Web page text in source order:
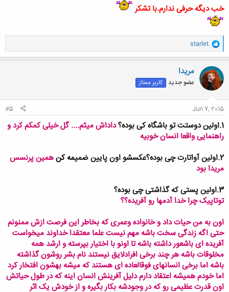
خب دیگه حرفی ندارم.با تشکر
و
ا
ک
ن
ش
ه
ا
starlet.
مریدا
عضو جدید کاربر ممتاز
Jun 7, 2015
#5
1.اولین دوستت تو باشگاه کی بوده؟
داداش میثم.... گل خیلی کمکم کرد و
راهنمایی واقعا انسان خوبیه
2.اولین آواتارت چی بوده؟عکسشو اون پایین ضمی
مه کنهمین پرنسس
مریدا بود
3.اولین پستی که گذاشتی چی بوده؟
توتاپیکچرا خدا آدمها رو آفریده؟؟
اون به من حیات داد و خانواده وعمری که بخاطر این فرصت ازش ممنونم
حتی اگه زندگی سخت باشه مهم نیست علما معتقدا خداوند میخواست
آفریده ای باشعور داشته باشه تا اونو با اختیار بپرسته و ارشد همه
مخلوقات باشه هر چند برخی افرادلایق نیستند نام بشر روشون گذاشته
باشه اما برخی انسانهای فوقالعاده ای هستند که میشه بهشون افتخار کرد
اما خودم همیشه اعتقاد دارم دلیل آفرینش انسان اینه که در طول حیاتش
اون قدرت عظیمی رو که در وجودشه بکار بگیره و از خودش یک اثر